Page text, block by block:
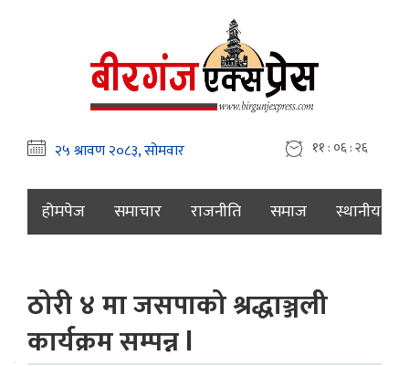
११ : ०६ : २७
होमपेज समाचार राजनीति समाज स्थानीय
ठोरी ४ मा जसपाको श्रद्धाञ्जली
कार्यक्रम सम्पन्न l